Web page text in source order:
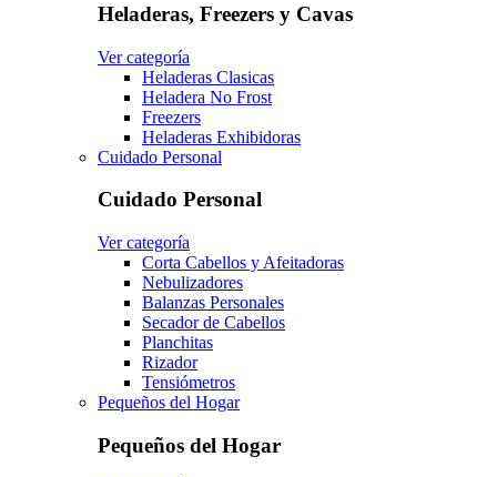
Heladeras, Freezers y Cavas
Ver categoría
Heladeras Clasicas
Heladera No Frost
Freezers
Heladeras Exhibidoras
Cuidado Personal
Cuidado Personal
Ver categoría
Corta Cabellos y Afeitadoras
Nebulizadores
Balanzas Personales
Secador de Cabellos
Planchitas
Rizador
Tensiómetros
Pequeños del Hogar
Pequeños del Hogar